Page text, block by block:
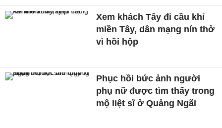
Xem khách Tây đi cầu khỉ
miền Tây, dân mạng nín thở
vì hồi hộp
Phục hồi bức ảnh người
phụ nữ được tìm thấy trong
mộ liệt sĩ ở Quảng Ngãi